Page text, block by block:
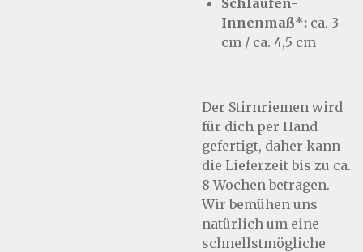
Schlaufen-
Innenmaß*: ca. 3
cm / ca. 4,5 cm
Der Stirnriemen wird
für dich per Hand
gefertigt, daher kann
die Lieferzeit bis zu ca.
8 Wochen betragen.
Wir bemühen uns
natürlich um eine
schnellstmögliche